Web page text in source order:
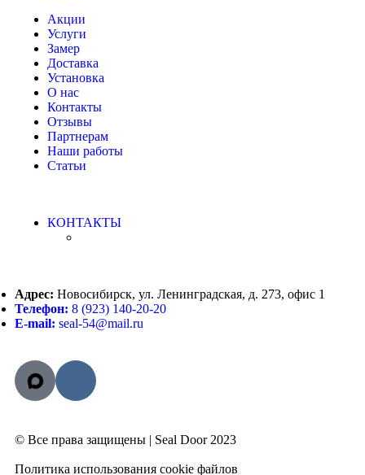
Акции
Услуги
Замер
Доставка
Установка
О нас
Контакты
Отзывы
Партнерам
Наши работы
Статьи
КОНТАКТЫ
Адрес: Новосибирск, ул. Ленинградская, д. 273, офис 1
Телефон: 8 (923) 140-20-20
E-mail: seal-54@mail.ru
© Все права защищены | Seal Door 2023
Политика использования cookie файлов